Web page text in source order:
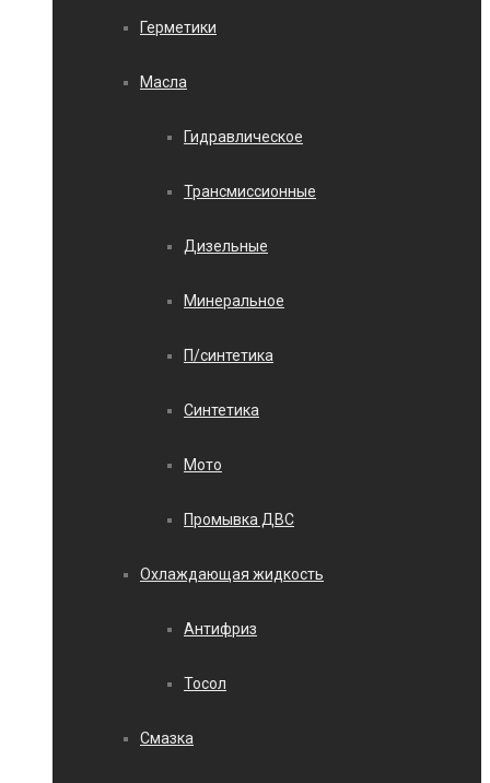
Герметики
Масла
Гидравлическое
Трансмиссионные
Дизельные
Минеральное
П/синтетика
Синтетика
Мото
Промывка ДВС
Охлаждающая жидкость
Антифриз
Тосол
Смазка